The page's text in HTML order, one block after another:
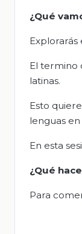
¿Qué
Explorarás
El termino
latinas.
Esto
lenguas
En esta
¿Qué
Para